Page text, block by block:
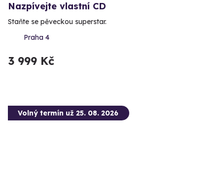
Nazpívejte vlastní CD
Staňte se pěveckou superstar.
Praha 4
3 999 Kč
Volný termín už 25. 08. 2026